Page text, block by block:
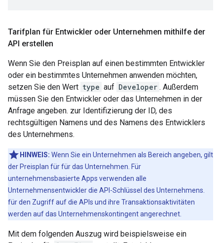
Tarifplan für Entwickler oder Unternehmen mithilfe der
API erstellen
Wenn Sie den Preisplan auf einen bestimmten Entwickler
oder ein bestimmtes Unternehmen anwenden möchten,
setzen Sie den Wert type auf Developer . Außerdem
müssen Sie den Entwickler oder das Unternehmen in der
Anfrage angeben. zur Identifizierung der ID, des
rechtsgültigen Namens und des Namens des Entwicklers
des Unternehmens.
HINWEIS: Wenn Sie ein Unternehmen als Bereich angeben, gilt
der Preisplan für für das Unternehmen. Für
unternehmensbasierte Apps verwenden alle
Unternehmensentwickler die API-Schlüssel des Unternehmens.
für den Zugriff auf die APIs und ihre Transaktionsaktivitäten
werden auf das Unternehmenskontingent angerechnet.
Mit dem folgenden Auszug wird beispielsweise ein